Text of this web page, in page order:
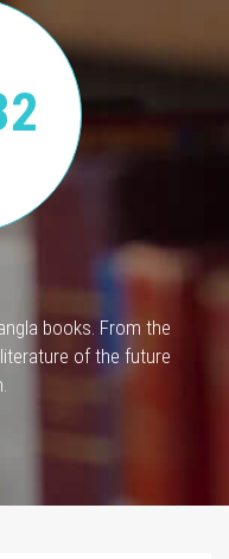
books. From the
of the future